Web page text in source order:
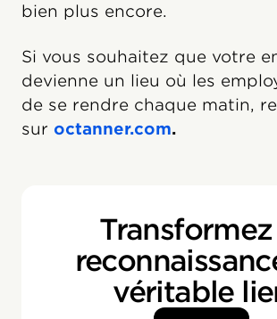
bien plus encore.
Si vous souhaitez que votre
devienne un lieu où les
de se rendre chaque matin,
sur octanner.com.
véritable